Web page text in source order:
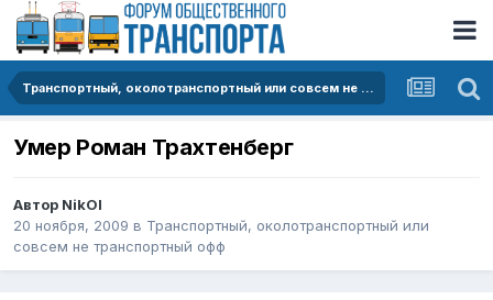
Транспортный, околотранспортный или совсем не транспортный офф
Умер Роман Трахтенберг
Автор NikOl
20 ноября, 2009 в Транспортный, околотранспортный или
совсем не транспортный офф